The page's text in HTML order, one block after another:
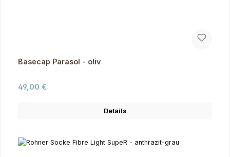
Basecap Parasol - oliv
Regulärer Preis:
49,00 €
Details